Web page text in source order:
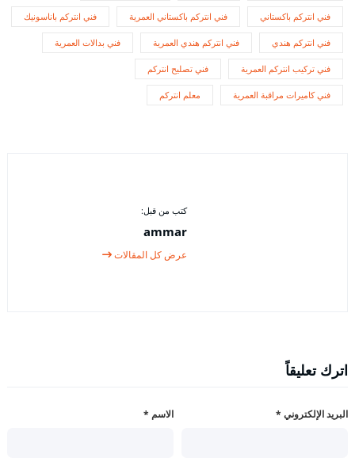
فني انتركم باكستاني فني انتركم باكستاني العمرية فني انتركم باناسونيك
فني انتركم هندي فني انتركم هندي العمرية فني بدالات العمرية
فني تركيب انتركم العمرية فني تصليح انتركم
فني كاميرات مراقبة العمرية معلم انتركم
كتب من قبل:
ammar
عرض كل المقالات
اترك تعليقاً
الاسم * البريد الإلكتروني *